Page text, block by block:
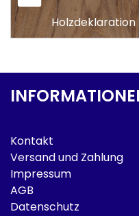
Kontakt
Versand und Zahlung
Impressum
AGB
Datenschutz